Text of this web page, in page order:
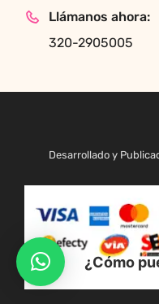
Llámanos ahora:
320-2905005
Desarrollado y
¿Cómo